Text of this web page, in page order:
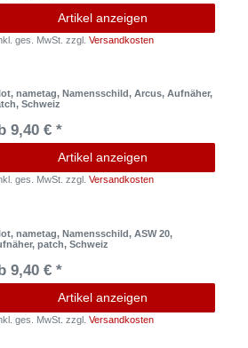
Artikel anzeigen
ges. MwSt. zzgl.Versandkosten
nametag, Namensschild, Arcus, Aufnäher,
Schweiz
9,40 € *
Artikel anzeigen
ges. MwSt. zzgl.Versandkosten
nametag, Namensschild, ASW 20,
patch, Schweiz
9,40 € *
Artikel anzeigen
ges. MwSt. zzgl.Versandkosten